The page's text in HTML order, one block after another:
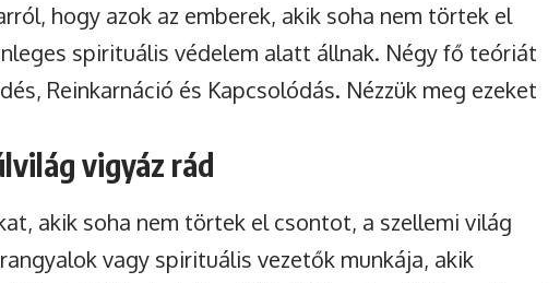
hogy azok az emberek, akik soha nem törtek el
spirituális védelem alatt állnak. Négy fő teóriát
Reinkarnáció és Kapcsolódás. Nézzük meg ezeket
vigyáz rád
akik soha nem törtek el csontot, a szellemi világ
vagy spirituális vezetők munkája, akik